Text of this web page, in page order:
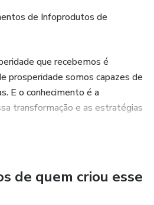
de Infoprodutos de
que recebemos é
prosperidade somos capazes de
E o conhecimento é a
transformação e as estratégias
Ferreira e Lerry Granville
de quem criou esse